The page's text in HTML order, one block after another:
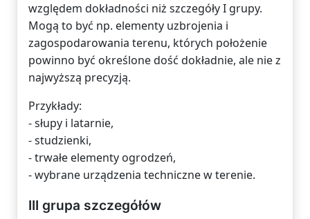
względem dokładności niż szczegóły I grupy.
Mogą to być np. elementy uzbrojenia i
zagospodarowania terenu, których położenie
powinno być określone dość dokładnie, ale nie z
najwyższą precyzją.
Przykłady:
- słupy i latarnie,
- studzienki,
- trwałe elementy ogrodzeń,
- wybrane urządzenia techniczne w terenie.
III grupa szczegółów